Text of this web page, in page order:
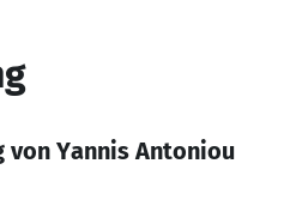
von Yannis Antoniou